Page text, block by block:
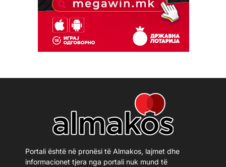
Portali është në pronësi të Almakos, lajmet dhe
informacionet tjera nga portali nuk mund të